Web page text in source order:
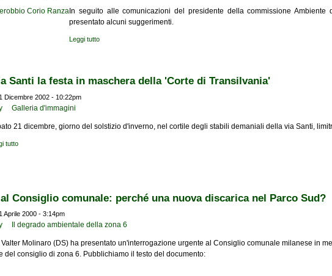
In seguito alle comunicazioni del presidente della commissione
presentato alcuni suggerimenti.
Leggi tutto
Santi la festa in maschera della 'Corte di Transilvania'
Dicembre 2002 - 10:22pm
Galleria d'immagini
21 dicembre, giorno del solstizio d'inverno, nel cortile degli stabili demaniali della via Santi, limitr
tutto
Consiglio comunale: perché una nuova discarica nel Parco Sud?
Aprile 2000 - 3:14pm
Il degrado ambientale della zona 6
Molinaro (DS) ha presentato un'interrogazione urgente al Consiglio comunale milanese in
del consiglio di zona 6. Pubblichiamo il testo del documento: